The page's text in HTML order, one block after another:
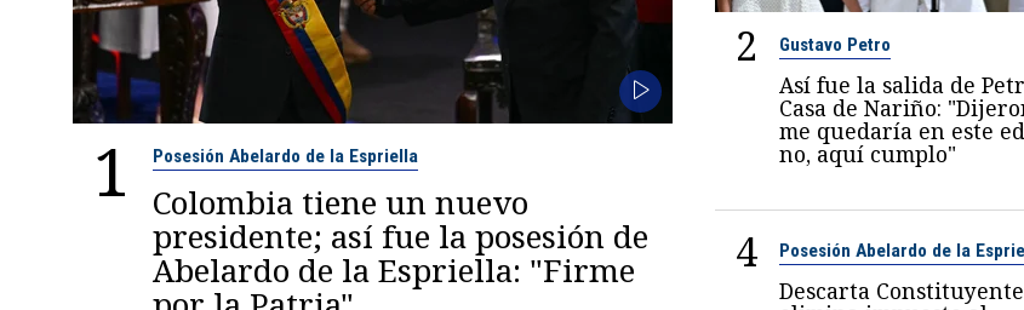
1 Posesión Abelardo de la Espriella
Colombia tiene un nuevo
presidente; así fue la posesión de
Abelardo de la Espriella: "Firme
2 Gustavo Petro
Así fue la salida de
Casa de Nariño:
me quedaría en este
no, aquí cumplo"
4 Posesión Abelardo de la
Descarta